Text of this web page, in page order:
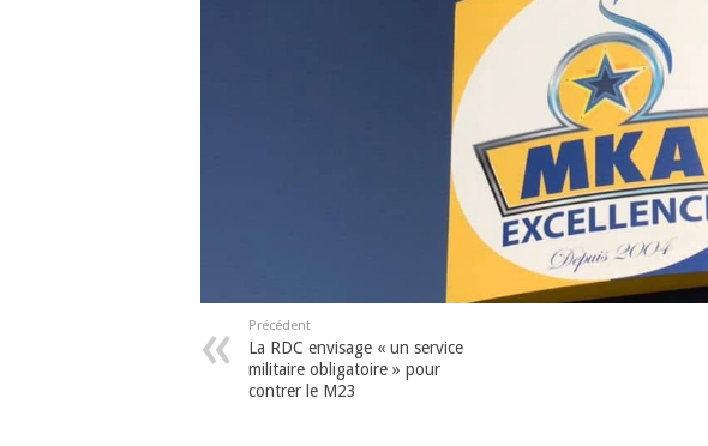
Précédent
La RDC envisage « un service
militaire obligatoire » pour
contrer le M23